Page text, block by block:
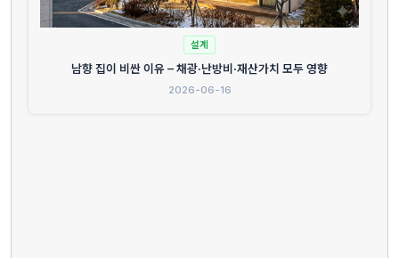
설계
남향 집이 비싼 이유 – 채광·난방비·재산가치 모두 영향
2026-06-16